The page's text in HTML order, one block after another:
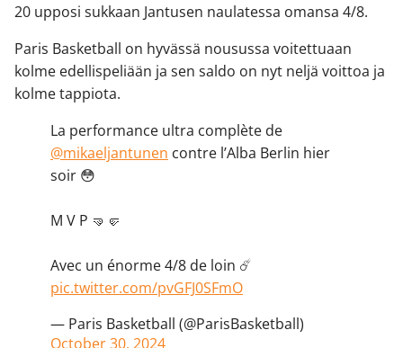
20 upposi sukkaan Jantusen naulatessa omansa 4/8.
Paris Basketball on hyvässä nousussa voitettuaan
kolme edellispeliään ja sen saldo on nyt neljä voittoa ja
kolme tappiota.
La performance ultra complète de
@mikaeljantunen contre l’Alba Berlin hier
soir 😳
M V P 🤜🤛
Avec un énorme 4/8 de loin ☄️
pic.twitter.com/pvGFJ0SFmO
— Paris Basketball (@ParisBasketball)
October 30, 2024